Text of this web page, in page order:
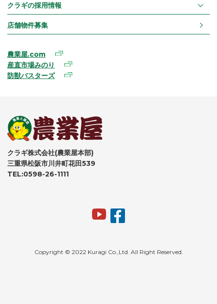
クラギの採用情報
店舗物件募集
農業屋.com
産直市場みのり
防獣バスターズ
クラギ株式会社(農業屋本部)
三重県松阪市川井町花田539
TEL:0598-26-1111
Copyright © 2022 Kuragi Co.,Ltd. All Right Reserved.